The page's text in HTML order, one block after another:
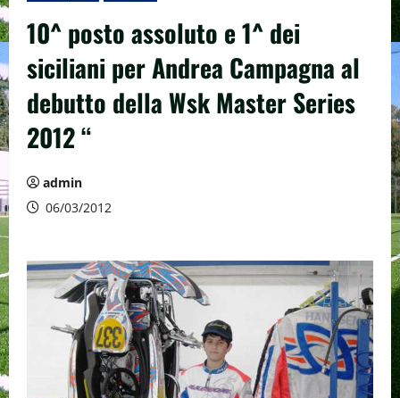
10^ posto assoluto e 1^ dei
siciliani per Andrea Campagna al
debutto della Wsk Master Series
2012 “
admin
06/03/2012